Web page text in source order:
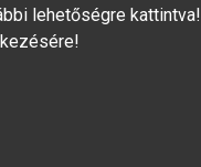
lehetőségre kattintva!